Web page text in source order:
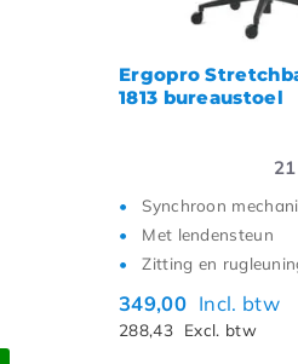
Ergopro
1813 bureaustoel
21
Synchroon
Met lendensteun
Zitting en
349,00 Incl. btw
288,43 Excl. btw